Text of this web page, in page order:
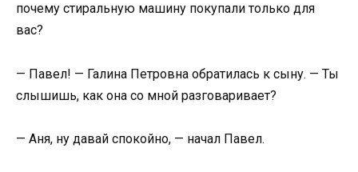
почему стиральную машину покупали только для
вас?
— Павел! — Галина Петровна обратилась к сыну. — Ты
слышишь, как она со мной разговаривает?
— Аня, ну давай спокойно, — начал Павел.